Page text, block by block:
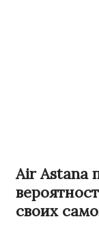
Air Astana
своих